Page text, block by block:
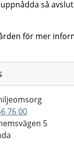
så
för mer
76 00
5